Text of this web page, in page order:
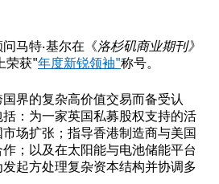
马特·基尔在《洛杉矶商业期刊》
荣获"年度新锐领袖"称号。
界的复杂高价值交易而备受认
：为一家英国私募股权支持的活
场扩张；指导香港制造商与美国
；以及在太阳能与电池储能平台
起方处理复杂资本结构并协调多